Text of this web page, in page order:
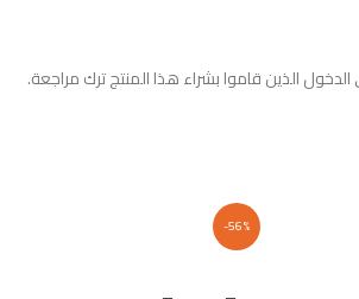
الذين قاموا بشراء هذا المنتج ترك مراجعة.
-56%